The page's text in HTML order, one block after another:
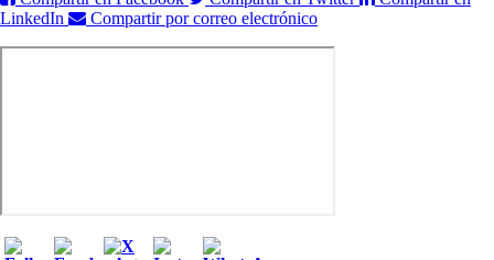
LinkedIn
Compartir por correo electrónico